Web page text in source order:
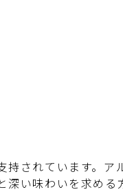
されています。ア
い味わいを求める